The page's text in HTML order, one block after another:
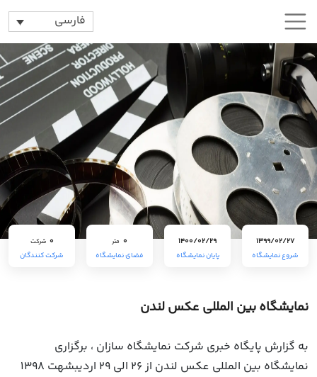
فارسی
1399/02/27
شروع نمایشگاه
1400/02/29
پایان نمایشگاه
0 متر
فضای نمایشگاه
0 شرکت
شرکت کنندگان
نمایشگاه بین المللی عکس لندن
به گزارش پایگاه خبری شرکت نمایشگاه سازان ، برگزاری
نمایشگاه بین المللی عکس لندن از 26 الی 29 اردیبشهت 1398